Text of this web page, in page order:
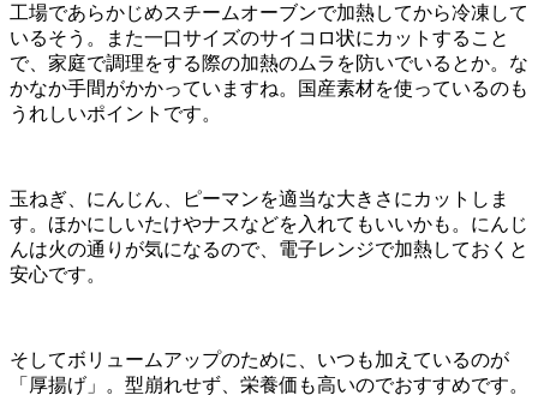
工場であらかじめスチームオーブンで加熱してから冷凍して
いるそう。また一口サイズのサイコロ状にカットすること
で、家庭で調理をする際の加熱のムラを防いでいるとか。な
かなか手間がかかっていますね。国産素材を使っているのも
うれしいポイントです。
玉ねぎ、にんじん、ピーマンを適当な大きさにカットしま
す。ほかにしいたけやナスなどを入れてもいいかも。にんじ
んは火の通りが気になるので、電子レンジで加熱しておくと
安心です。
そしてボリュームアップのために、いつも加えているのが
「厚揚げ」。型崩れせず、栄養価も高いのでおすすめです。